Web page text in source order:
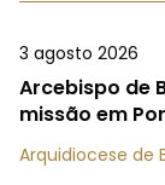
3 agosto 2026
Arcebispo de
missão em
Arquidiocese de